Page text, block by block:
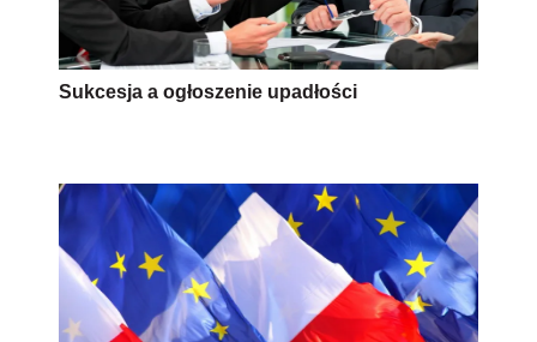
Sukcesja a ogłoszenie upadłości